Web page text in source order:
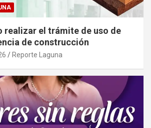
realizar el trámite de uso de
de construcción
Reporte Laguna